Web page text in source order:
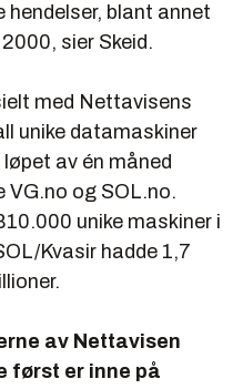
hendelser, blant annet
sier Skeid.
med Nettavisens
unike datamaskiner
av én måned
VG.no og SOL.no.
unike maskiner i
Kvasir hadde 1,7
av Nettavisen
først er inne på